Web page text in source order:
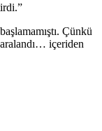
Çünkü
içeriden